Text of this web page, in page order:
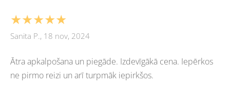
★★★★★
Sanita P., 18 nov, 2024
Ātra apkalpošana un piegāde. Izdevīgākā cena. Iepērkos
ne pirmo reizi un arī turpmāk iepirkšos.